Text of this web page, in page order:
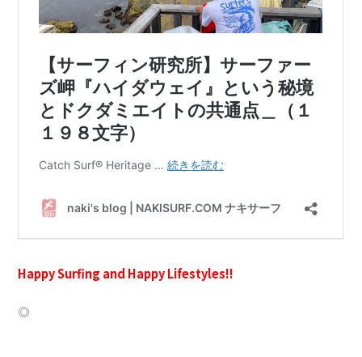
Happy Surfing and Happy Lifestyles!!
◎